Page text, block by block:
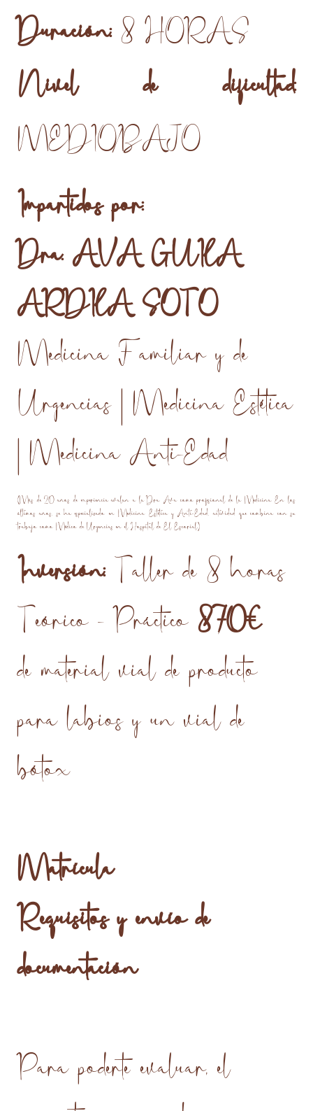
Duración:8 HORAS
Nivel de dificultad:
MEDIO/BAJO
Impartidos por:
Dra. AVA GUILA
ARDILA SOTO
Medicina Familiar y de
Urgencias | Medicina Estética
| Medicina Anti-Edad
(Más de 20 años de experiencia avalan a la Dra. Ava como profesional de la Medicina. En los
últimos años, se ha especializado en Medicina Estética y Anti-Edad, actividad que combina con su
trabajo como Médico de Urgencias en el Hospital de El Escorial.)
Inversión:Taller de 8 horas
Teórico - Práctico 870€
de material vial de producto
para labios y un vial de
bótox
Matrícula
Requisitos y envío de
documentación
Para poderte evaluar, el